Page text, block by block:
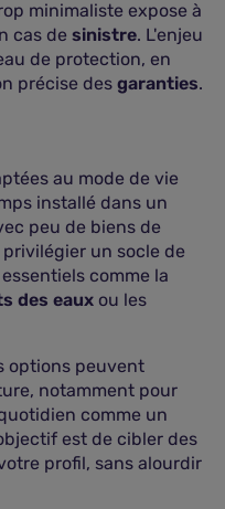
minimaliste expose à
cas de sinistre. L'enjeu
de protection, en
précise des garanties.
au mode de vie
installé dans un
peu de biens de
un socle de
comme la
des eaux ou les
options peuvent
notamment pour
comme un
est de cibler des
profil, sans alourdir